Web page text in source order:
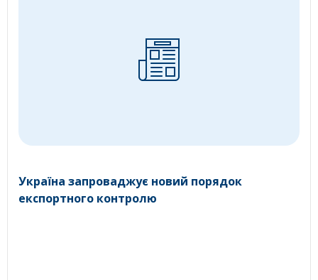
Україна запроваджує новий порядок
експортного контролю